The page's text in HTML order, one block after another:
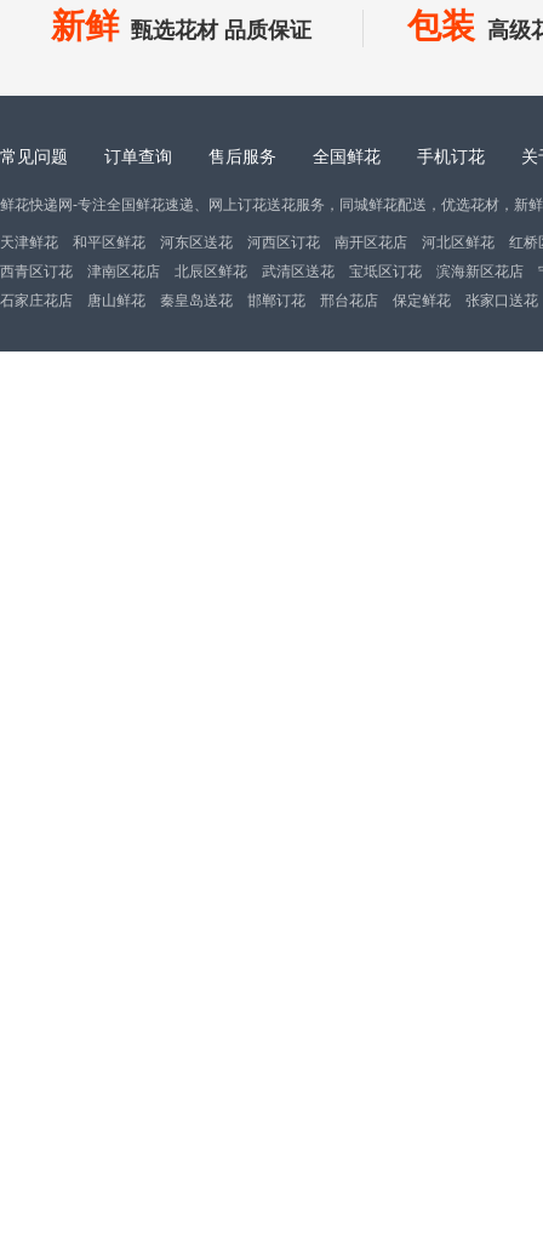
新鲜 甄选花材 品质保证 包装 高级
常见问题 订单查询 售后服务 全国鲜花 手机订花 关
鲜花快递网-专注全国鲜花速递、网上订花送花服务，同城鲜花配送，优选花材，新
天津鲜花 和平区鲜花 河东区送花 河西区订花 南开区花店 河北区鲜花
红桥
西青区订花
津南区花店 北辰区鲜花 武清区送花 宝坻区订花 滨海新区花店
石家庄花店
唐山鲜花 秦皇岛送花 邯郸订花 邢台花店 保定鲜花 张家口送花